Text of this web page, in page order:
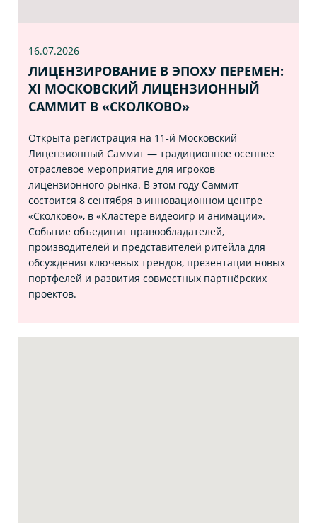
16.07.2026
ЛИЦЕНЗИРОВАНИЕ В ЭПОХУ ПЕРЕМЕН:
XI МОСКОВСКИЙ ЛИЦЕНЗИОННЫЙ
САММИТ В «СКОЛКОВО»
Открыта регистрация на 11‑й Московский
Лицензионный Саммит — традиционное осеннее
отраслевое мероприятие для игроков
лицензионного рынка. В этом году Саммит
состоится 8 сентября в инновационном центре
«Сколково», в «Кластере видеоигр и анимации».
Событие объединит правообладателей,
производителей и представителей ритейла для
обсуждения ключевых трендов, презентации новых
портфелей и развития совместных партнёрских
проектов.